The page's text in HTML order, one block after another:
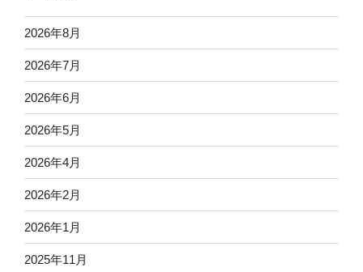
2026年8月
2026年7月
2026年6月
2026年5月
2026年4月
2026年2月
2026年1月
2025年11月